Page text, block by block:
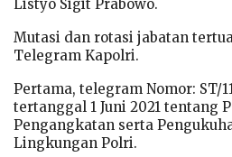
Listyo Sigit Prabowo.
Mutasi dan rotasi jabatan
Telegram Kapolri.
Pertama, telegram Nomor: ST/
tertanggal 1 Juni 2021 tentang
Pengangkatan serta
Lingkungan Polri.